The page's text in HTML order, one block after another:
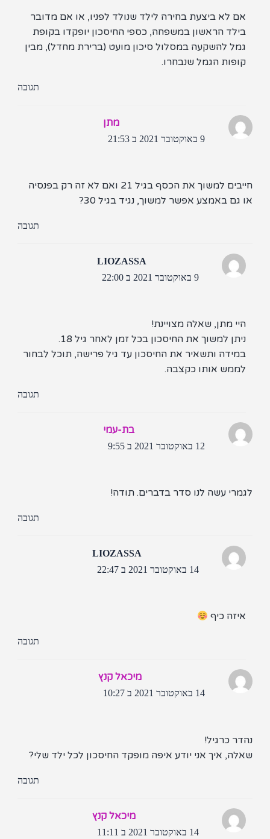
לא ביצעת בחירה לילד שנולד לפניו, או אם מדובר
הראשון במשפחה, כספי החיסכון יופקדו בקופת
להשקעה במסלול סיכון מועט (ברירת מחדל), מבין
הגמל שנבחרו.​
9 באוקטובר 2021 ב 21:53
חייבים למשוך את הכסף בגיל 21 ואם לא זה רק בפנסיה
באמצע אפשר למשוך, נגיד בגיל 30?
LIOZASSA
9 באוקטובר 2021 ב 22:00
מתן, שאלה מצויינת!
למשוך את החיסכון בכל זמן לאחר גיל 18.
ותשאיר את החיסכון עד גיל פרישה, תוכל לבחור
אותו כקצבה.
בת-עמי
12 באוקטובר 2021 ב 9:55
עשה לנו סדר בדברים. תודה!
LIOZASSA
14 באוקטובר 2021 ב 22:47
כיף
מיכאל קנץ
14 באוקטובר 2021 ב 10:27
כרגיל!
איך אני יודע איפה מופקד החיסכון לכל ילד שלי?
מיכאל קנץ
14 באוקטובר 2021 ב 11:11